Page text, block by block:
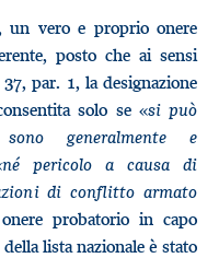
un vero e proprio onere
posto che ai sensi
par. 1, la designazione
solo se «si può
generalmente e
né pericolo a causa di
di conflitto armato
probatorio in capo
lista nazionale è stato